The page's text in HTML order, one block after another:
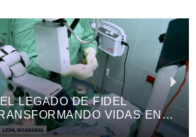
DE FIDEL
VIDAS EN